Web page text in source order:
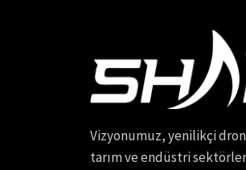
Vizyonumuz, yenilikçi
tarım ve endüstri